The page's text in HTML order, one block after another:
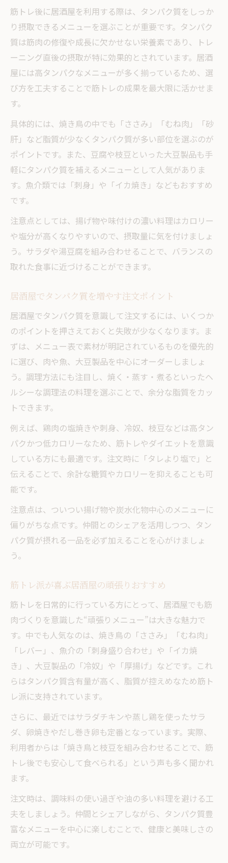
健康を意識した居酒屋利用のポイント紹介
仲間と盛り上がる居酒屋の高タンパク術
居酒屋で野菜とタンパク質を両立する方法
がんばり系メニューで盛り上がる秘訣
居酒屋で盛り上がる頑張り系メニュー選び
居酒屋でおすすめのシェアメニュー活用法
頑張り家風居酒屋の盛り上げテクニック
居酒屋で人気の盛り上がりメニュー実践例
タンパク質重視なら居酒屋で何を食べる
居酒屋で摂れる高タンパクメニュー徹底解
タンパク質重視の居酒屋おすすめ食材とは
居酒屋でたんぱく質を意識した食べ方の極
意
居酒屋で健康的にタンパク質補給するコツ
人気の頑張りメニューで充実のひととき
人気居酒屋の頑張りメニュー実践例紹介
居酒屋で人気の高タンパク料理徹底ガイド
頑張りメニューで充実した居酒屋時間を実
現
高タンパク志向におすすめの居酒屋楽しみ
方
居酒屋の人気メニューで仲間と盛り上がる
方法
定番メニューから学ぶ居酒屋の賢い選択
居酒屋の定番メニューから賢く選ぶ方法
活
居酒屋で失敗しないメニュー選びのコツ
賢い居酒屋利用でタンパク質を効率補給
筋トレ後に居酒屋を利用する際は、タンパク質をしっか
り摂取できるメニューを選ぶことが重要です。タンパク
質は筋肉の修復や成長に欠かせない栄養素であり、トレ
ーニング直後の摂取が特に効果的とされています。居酒
屋には高タンパクなメニューが多く揃っているため、選
び方を工夫することで筋トレの成果を最大限に活かせま
す。
具体的には、焼き鳥の中でも「ささみ」「むね肉」「砂
肝」など脂質が少なくタンパク質が多い部位を選ぶのが
ポイントです。また、豆腐や枝豆といった大豆製品も手
軽にタンパク質を補えるメニューとして人気がありま
す。魚介類では「刺身」や「イカ焼き」などもおすすめ
です。
注意点としては、揚げ物や味付けの濃い料理はカロリー
や塩分が高くなりやすいので、摂取量に気を付けましょ
う。サラダや湯豆腐を組み合わせることで、バランスの
取れた食事に近づけることができます。
居酒屋でタンパク質を増やす注文ポイント
居酒屋でタンパク質を意識して注文するには、いくつか
のポイントを押さえておくと失敗が少なくなります。ま
ずは、メニュー表で素材が明記されているものを優先的
に選び、肉や魚、大豆製品を中心にオーダーしましょ
う。調理方法にも注目し、焼く・蒸す・煮るといったヘ
ルシーな調理法の料理を選ぶことで、余分な脂質をカッ
トできます。
例えば、鶏肉の塩焼きや刺身、冷奴、枝豆などは高タン
パクかつ低カロリーなため、筋トレやダイエットを意識
している方にも最適です。注文時に「タレより塩で」と
伝えることで、余計な糖質やカロリーを抑えることも可
能です。
注意点は、ついつい揚げ物や炭水化物中心のメニューに
偏りがちな点です。仲間とのシェアを活用しつつ、タン
パク質が摂れる一品を必ず加えることを心がけましょ
う。
筋トレ派が喜ぶ居酒屋の頑張りおすすめ
筋トレを日常的に行っている方にとって、居酒屋でも筋
肉づくりを意識した“頑張りメニュー”は大きな魅力で
す。中でも人気なのは、焼き鳥の「ささみ」「むね肉」
「レバー」、魚介の「刺身盛り合わせ」や「イカ焼
き」、大豆製品の「冷奴」や「厚揚げ」などです。これ
らはタンパク質含有量が高く、脂質が控えめなため筋ト
レ派に支持されています。
さらに、最近ではサラダチキンや蒸し鶏を使ったサラ
ダ、卵焼きやだし巻き卵も定番となっています。実際、
利用者からは「焼き鳥と枝豆を組み合わせることで、筋
トレ後でも安心して食べられる」という声も多く聞かれ
ます。
注文時は、調味料の使い過ぎや油の多い料理を避ける工
夫をしましょう。仲間とシェアしながら、タンパク質豊
富なメニューを中心に楽しむことで、健康と美味しさの
両立が可能です。